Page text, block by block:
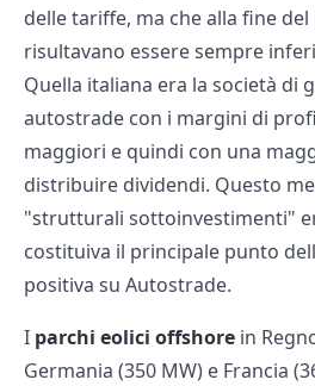
delle tariffe, ma che alla fine
risultavano essere sempre
Quella italiana era la società di
autostrade con i margini di
maggiori e quindi con una
distribuire dividendi. Questo
"strutturali sottoinvestimenti"
costituiva il principale punto
positiva su Autostrade.
I parchi eolici offshore in
Germania (350 MW) e Francia